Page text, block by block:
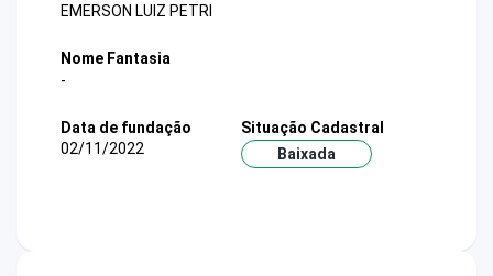
EMERSON LUIZ PETRI
Nome Fantasia
-
Data de fundação
02/11/2022
Situação Cadastral
Baixada